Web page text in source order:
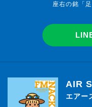
座右の銘「足
AIR
エアー